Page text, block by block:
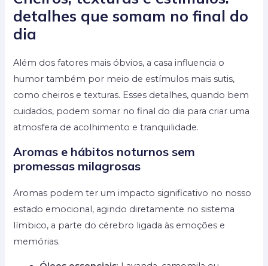
detalhes que somam no final do
dia
Além dos fatores mais óbvios, a casa influencia o
humor também por meio de estímulos mais sutis,
como cheiros e texturas. Esses detalhes, quando bem
cuidados, podem somar no final do dia para criar uma
atmosfera de acolhimento e tranquilidade.
Aromas e hábitos noturnos sem
promessas milagrosas
Aromas podem ter um impacto significativo no nosso
estado emocional, agindo diretamente no sistema
límbico, a parte do cérebro ligada às emoções e
memórias.